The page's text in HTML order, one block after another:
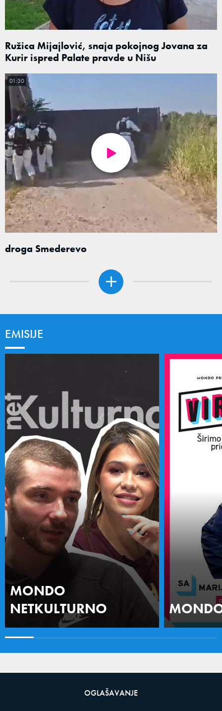
Ružica Mijajlović, snaja pokojnog Jovana za
Kurir ispred Palate pravde u Nišu
droga Smederevo
01:30
EMISIJE
MONDO
NETKULTURNO
OGLAŠAVANJE